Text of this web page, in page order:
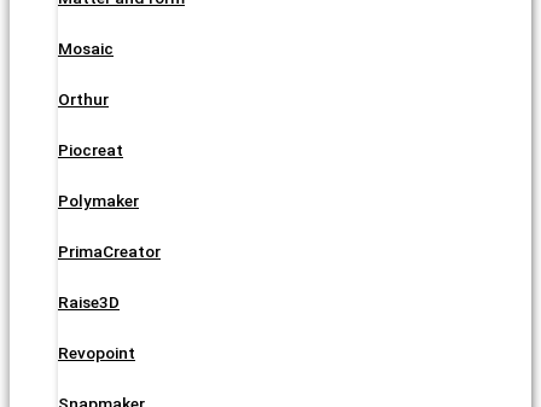
Mosaic
Orthur
Piocreat
Polymaker
PrimaCreator
Raise3D
Revopoint
Snapmaker